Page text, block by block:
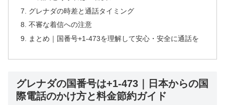
グレナダの時差と通話タイミング
不審な着信への注意
まとめ｜国番号+1-473を理解して安心・安全に通話を
グレナダの国番号は+1-473｜日本からの国
際電話のかけ方と料金節約ガイド